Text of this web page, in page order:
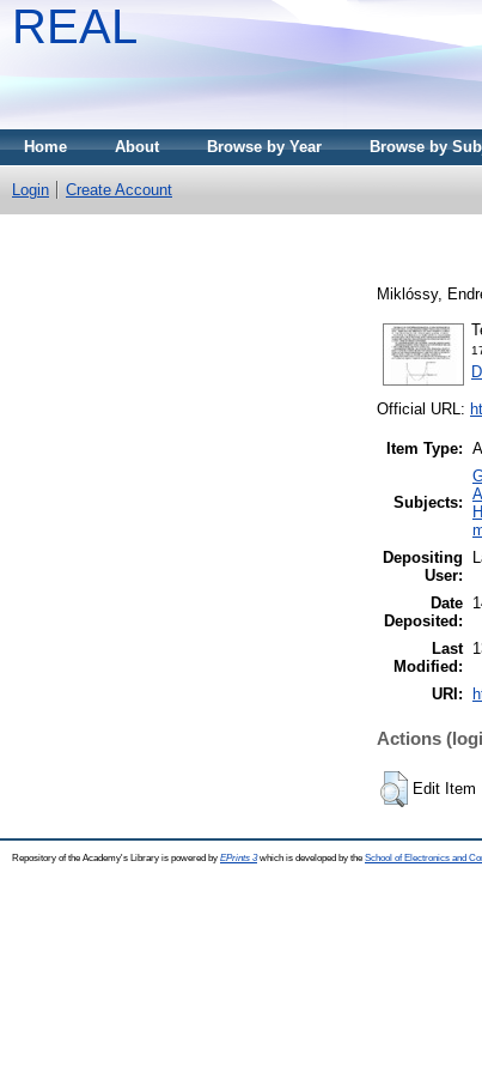
REAL
Home About Browse by Year Browse by
Login Create Account
Miklóssy,
Official URL:
Item Type:
Subjects:
Depositing
User:
Date
Deposited:
Last
Modified:
URI:
Actions
Edit Item
Repository of the Academy's Library is powered by EPrints 3which is developed by the School of Electronics and